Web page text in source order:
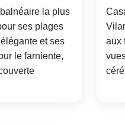
la plus
ses plages
et ses
le farniente,
aux